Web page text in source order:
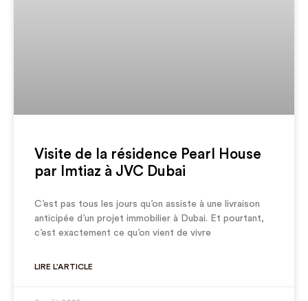
Visite de la résidence Pearl House
par Imtiaz à JVC Dubai
C’est pas tous les jours qu’on assiste à une livraison
anticipée d’un projet immobilier à Dubai. Et pourtant,
c’est exactement ce qu’on vient de vivre
LIRE L'ARTICLE